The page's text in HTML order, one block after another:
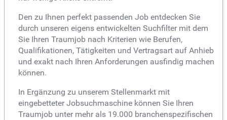
Den zu Ihnen perfekt passenden Job entdecken Sie
durch unseren eigens entwickelten Suchfilter mit dem
Sie Ihren Traumjob nach Kriterien wie Berufen,
Qualifikationen, Tätigkeiten und Vertragsart auf Anhieb
und exakt nach Ihren Anforderungen ausfindig machen
können.
In Ergänzung zu unserem Stellenmarkt mit
eingebetteter Jobsuchmaschine können Sie Ihren
Traumjob unter mehr als 19.000 branchenspezifischen